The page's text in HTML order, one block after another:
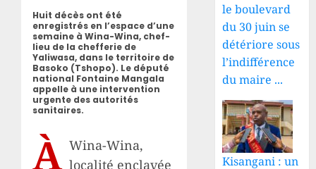
Huit décès ont été
enregistrés en l’espace d’une
semaine à Wina-Wina, chef-
lieu de la chefferie de
Yaliwasa, dans le territoire de
Basoko (Tshopo). Le député
national Fontaine Mangala
appelle à une intervention
urgente des autorités
sanitaires.
À Wina-Wina,
localité enclavée
le boulevard
du 30 juin se
détériore sous
l’indifférence
du maire ...
Kisangani : un